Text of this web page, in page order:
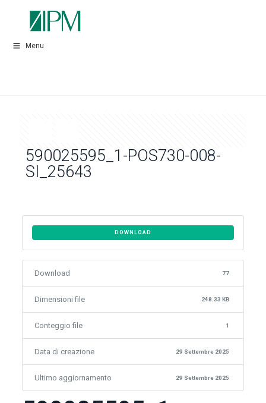
Menu
590025595_1-POS730-008-
SI_25643
DOWNLOAD
Download 77
Dimensioni file 248.33 KB
Conteggio file 1
Data di creazione 29 Settembre 2025
Ultimo aggiornamento 29 Settembre 2025